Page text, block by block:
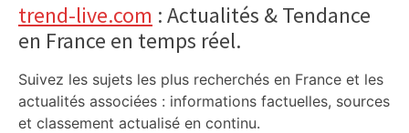
trend-live.com : Actualités & Tendance
en France en temps réel.
Suivez les sujets les plus recherchés en France et les
actualités associées : informations factuelles, sources
et classement actualisé en continu.